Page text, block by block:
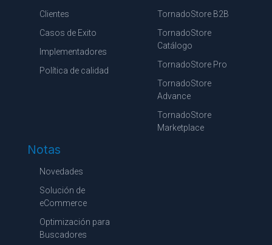
Clientes
Casos de Exito
Implementadores
Política de calidad
TornadoStore B2B
TornadoStore
Catálogo
TornadoStore Pro
TornadoStore
Advance
TornadoStore
Marketplace
Notas
Novedades
Solución de
eCommerce
Optimización para
Buscadores